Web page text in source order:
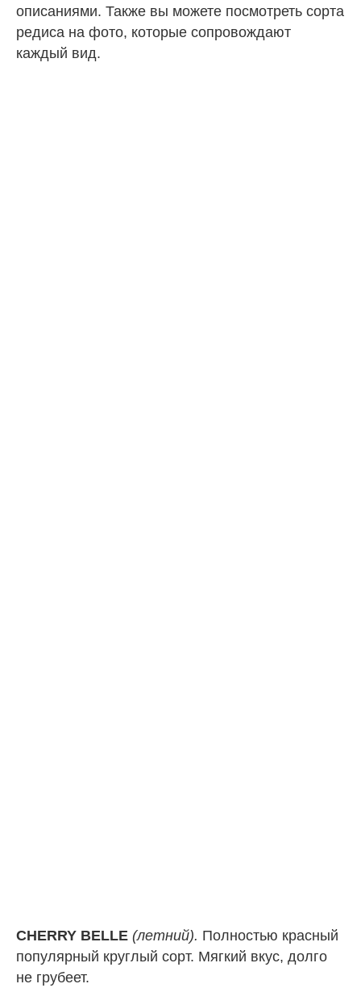
описаниями. Также вы можете посмотреть сорта
редиса на фото, которые сопровождают
каждый вид.
CHERRY BELLE (летний). Полностью красный
популярный круглый сорт. Мягкий вкус, долго
не грубеет.